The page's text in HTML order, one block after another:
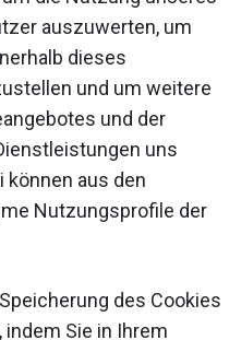
auszuwerten, um
dieses
und um weitere
und der
uns
können aus den
Nutzungsprofile der
des Cookies
Sie in Ihrem